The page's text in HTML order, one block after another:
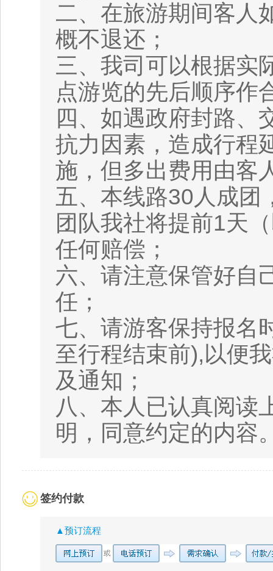
二、在旅游期间客人
概不退还；
三、我司可以根据实
点游览的先后顺序作
四、如遇政府封路、
抗力因素，造成行程
施，但多出费用由客
五、本线路30人成团
团队我社将提前1天
任何赔偿；
六、请注意保管好自
任；
七、请游客保持报名
至行程结束前),以便
及通知；
八、本人已认真阅读
明，同意约定的内
签约付款
▲预订流程